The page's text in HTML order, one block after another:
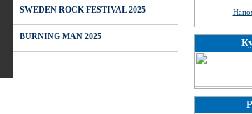
SWEDEN ROCK FESTIVAL 2025
BURNING MAN 2025